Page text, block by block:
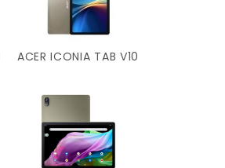
ACER ICONIA TAB V10